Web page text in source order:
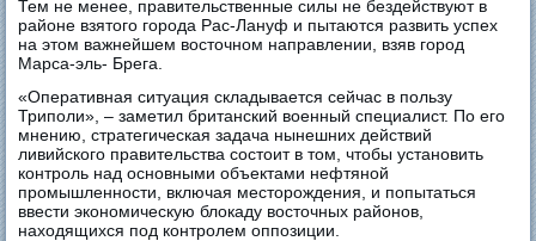
Тем не менее, правительственные силы не бездействуют в
районе взятого города Рас-Лануф и пытаются развить успех
на этом важнейшем восточном направлении, взяв город
Марса-эль- Брега.
«Оперативная ситуация складывается сейчас в пользу
Триполи», – заметил британский военный специалист. По его
мнению, стратегическая задача нынешних действий
ливийского правительства состоит в том, чтобы установить
контроль над основными объектами нефтяной
промышленности, включая месторождения, и попытаться
ввести экономическую блокаду восточных районов,
находящихся под контролем оппозиции.